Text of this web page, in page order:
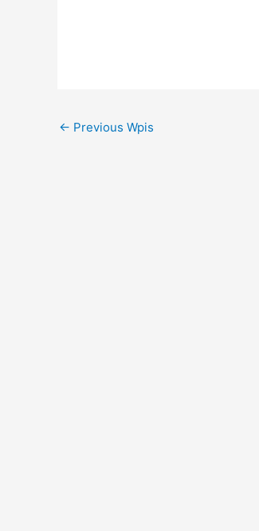
← Previous Wpis